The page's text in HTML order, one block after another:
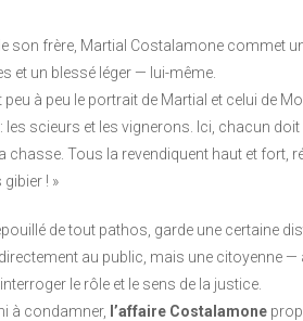
son frère, Martial Costalamone commet
et un blessé léger — lui-même.
à peu le portrait de Martial et celui de
scieurs et les vignerons. Ici, chacun
chasse. Tous la revendiquent haut et fort,
! »
de tout pathos, garde une certaine
au public, mais une citoyenne
le rôle et le sens de la justice.
à condamner, l’affaire Costalamone